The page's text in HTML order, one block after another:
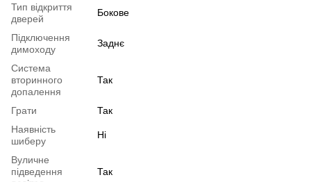
Тип відкриття
дверей
Бокове
Підключення
димоходу
Заднє
Система
вторинного
допалення
Так
Грати
Так
Наявність
шиберу
Ні
Вуличне
підведення
Так